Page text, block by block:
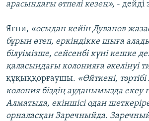
арасындағы өтпелі кезең», - дейді
Яғни, «осыдан кейін Дуванов
бұрын өтеп, еркіндікке шыға
білуімізше, сейсенбі күні кешке
қаласындағы колонияға әкелінуі
құқыққорғаушы. «Өйткені,
колония біздің ауданымызда екеу
Алматыда, екіншісі одан
орналасқан Заречныйда.